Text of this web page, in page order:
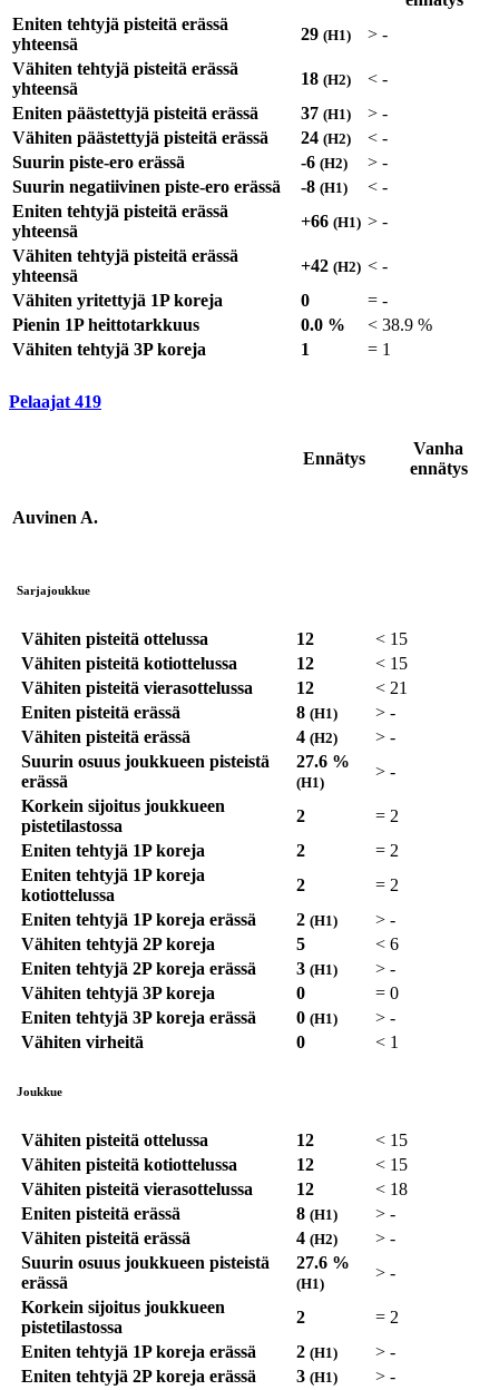
Eniten tehtyjä pisteitä erässä
yhteensä
29 (H1) > -
Vähiten tehtyjä pisteitä erässä
yhteensä
18 (H2) < -
Eniten päästettyjä pisteitä erässä
37 (H1) > -
Vähiten päästettyjä pisteitä erässä
24 (H2) < -
Suurin piste-ero erässä
-6 (H2) > -
Suurin negatiivinen piste-ero erässä
-8 (H1) < -
Eniten tehtyjä pisteitä erässä
yhteensä
+66 (H1) > -
Vähiten tehtyjä pisteitä erässä
yhteensä
+42 (H2) < -
Vähiten yritettyjä 1P koreja
0 = -
Pienin 1P heittotarkkuus
0.0 % < 38.9 %
Vähiten tehtyjä 3P koreja
1 = 1
Pelaajat 419
Ennätys
Vanha
ennätys
Auvinen A.
Sarjajoukkue
Vähiten pisteitä ottelussa 12 < 15
Vähiten pisteitä kotiottelussa
12 < 15
Vähiten pisteitä vierasottelussa
12 < 21
Eniten pisteitä erässä
8 (H1) > -
Vähiten pisteitä erässä
4 (H2) > -
Suurin osuus joukkueen pisteistä
erässä
27.6 %
(H1)
> -
Korkein sijoitus joukkueen
pistetilastossa
2 = 2
Eniten tehtyjä 1P koreja
2 = 2
Eniten tehtyjä 1P koreja
kotiottelussa
2 = 2
Eniten tehtyjä 1P koreja erässä
2 (H1) > -
Vähiten tehtyjä 2P koreja
5 < 6
Eniten tehtyjä 2P koreja erässä
3 (H1) > -
Vähiten tehtyjä 3P koreja
0 = 0
Eniten tehtyjä 3P koreja erässä
0 (H1) > -
Vähiten virheitä
0 < 1
Joukkue
Vähiten pisteitä ottelussa 12 < 15
Vähiten pisteitä kotiottelussa
12 < 15
Vähiten pisteitä vierasottelussa
12 < 18
Eniten pisteitä erässä
8 (H1) > -
Vähiten pisteitä erässä
4 (H2) > -
Suurin osuus joukkueen pisteistä
erässä
27.6 %
(H1)
> -
Korkein sijoitus joukkueen
pistetilastossa
2 = 2
Eniten tehtyjä 1P koreja erässä
2 (H1) > -
Eniten tehtyjä 2P koreja erässä
3 (H1) > -